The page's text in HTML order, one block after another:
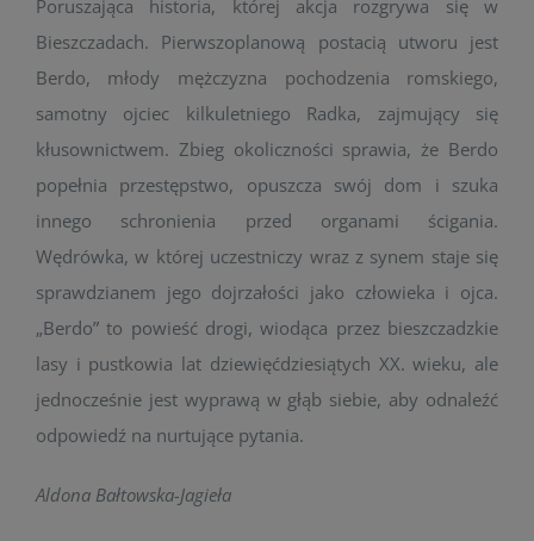
Poruszająca historia, której akcja rozgrywa się w
Bieszczadach. Pierwszoplanową postacią utworu jest
Berdo, młody mężczyzna pochodzenia romskiego,
samotny ojciec kilkuletniego Radka, zajmujący się
kłusownictwem. Zbieg okoliczności sprawia, że Berdo
popełnia przestępstwo, opuszcza swój dom i szuka
innego schronienia przed organami ścigania.
Wędrówka, w której uczestniczy wraz z synem staje się
sprawdzianem jego dojrzałości jako człowieka i ojca.
„Berdo” to powieść drogi, wiodąca przez bieszczadzkie
lasy i pustkowia lat dziewięćdziesiątych XX. wieku, ale
jednocześnie jest wyprawą w głąb siebie, aby odnaleźć
odpowiedź na nurtujące pytania.
Aldona Bałtowska-Jagieła